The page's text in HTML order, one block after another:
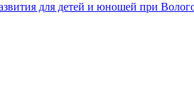
для детей и юношей при